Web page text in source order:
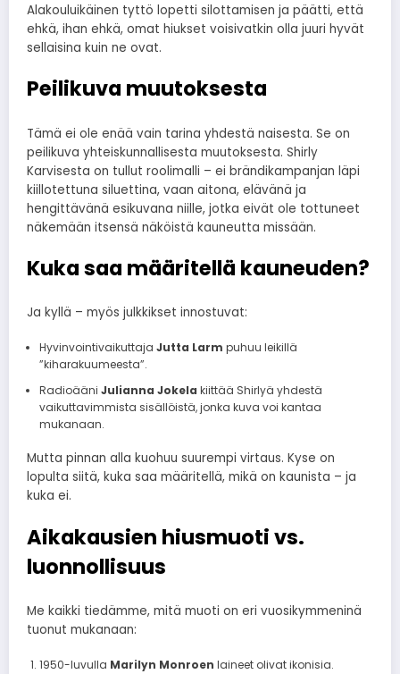
Alakouluikäinen tyttö lopetti silottamisen ja päätti, että
ehkä, ihan ehkä, omat hiukset voisivatkin olla juuri hyvät
sellaisina kuin ne ovat.
Peilikuva muutoksesta
Tämä ei ole enää vain tarina yhdestä naisesta. Se on
peilikuva yhteiskunnallisesta muutoksesta. Shirly
Karvisesta on tullut roolimalli – ei brändikampanjan läpi
kiillotettuna siluettina, vaan aitona, elävänä ja
hengittävänä esikuvana niille, jotka eivät ole tottuneet
näkemään itsensä näköistä kauneutta missään.
Kuka saa määritellä kauneuden?
Ja kyllä – myös julkkikset innostuvat:
Hyvinvointivaikuttaja Jutta Larm puhuu leikillä
”kiharakuumeesta”.
Radioääni Julianna Jokela kiittää Shirlyä yhdestä
vaikuttavimmista sisällöistä, jonka kuva voi kantaa
mukanaan.
Mutta pinnan alla kuohuu suurempi virtaus. Kyse on
lopulta siitä, kuka saa määritellä, mikä on kaunista – ja
kuka ei.
Aikakausien hiusmuoti vs.
luonnollisuus
Me kaikki tiedämme, mitä muoti on eri vuosikymmeninä
tuonut mukanaan:
1950-luvulla Marilyn Monroen laineet olivat ikonisia.